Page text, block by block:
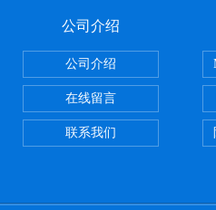
公司介绍
公司介绍
在线留言
联系我们